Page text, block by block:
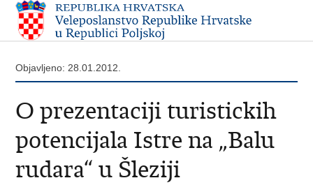
Objavljeno: 28.01.2012.
O prezentaciji turistickih
potencijala Istre na „Balu
rudara“ u Šleziji